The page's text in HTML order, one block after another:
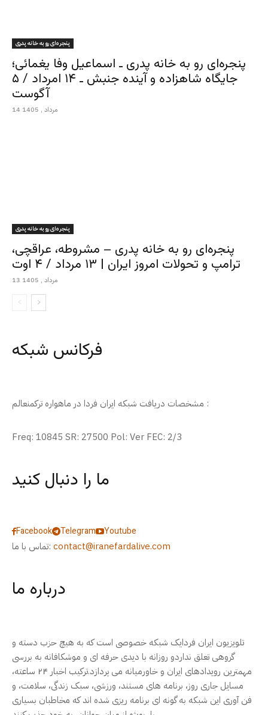
پنجره‌ای رو به خانه پدری
پنجره‌ای رو به خانه پدری ـ اسماعیل وفا یغمائی؛
جایگاه شاهزاده و آینده جنبش ـ ۱۴ امرداد / ۵
آگوست
14 مرداد , 1405
پنجره‌ای رو به خانه پدری
پنجره‌ای رو به خانه پدری – مشروطه، عراقچی،
ترامپ و تحولات امروز ایران | ۱۳ مرداد / ۴ اوت
13 مرداد , 1405
فرکانس شبکه
مشخصات دریافت شبکه ایران فردا در ماهواره ترکمنعالم :
Freq: 10845 SR: 27500 Pol: Ver FEC: 2/3
ما را دنبال کنید
Facebook Telegram
Youtube
تماس با ما: contact@iranefardalive.com
درباره ما
تلویزیون ایران فردایک شبکه خصوصی است که به هیچ حزب دسته و
گروهی تعلق نداردو روزانه با دیدی حرفه ای و موشکافانه به بررسی
مهمترین رویدادهای ایران و خاورمیانه می پردازد.ترکیب اخبار ۲۴ ساعته،
مسایل جاری روز، برنامه های مستند، ورزشی، سبک زندگی، سلامت، و
فن آوری این شبکه به گونه ای برنامه ریزی شده اند که مخاطبان بسیاری